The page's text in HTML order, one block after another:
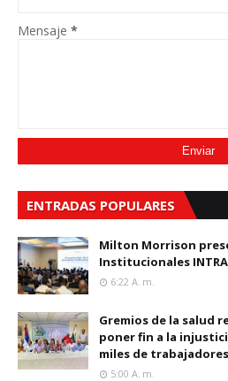
Mensaje *
ENTRADAS POPULARES
Milton Morrison
Institucionales
6:22 A. M.
Gremios de la salud
poner fin a la
miles de
5:00 A. M.